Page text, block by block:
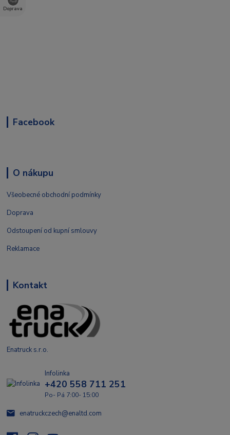
Doprava
Facebook
O nákupu
Všeobecné obchodní podmínky
Doprava
Odstoupení od kupní smlouvy
Reklamace
Kontakt
Enatruck s.r.o.
Infolinka
+420 558 711 251
Po- Pá 7:00- 15:00
enatruckczech@enaltd.com